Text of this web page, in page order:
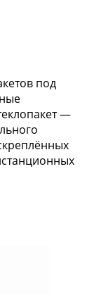
под
—